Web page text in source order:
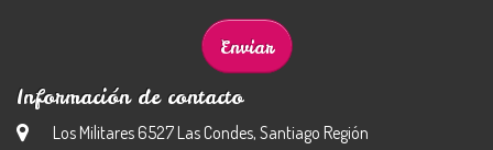
Información de contacto
Los Militares 6527 Las Condes, Santiago Región